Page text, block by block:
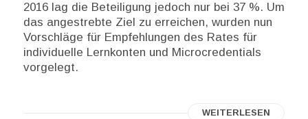
2016 lag die Beteiligung jedoch nur bei 37 %. Um
das angestrebte Ziel zu erreichen, wurden nun
Vorschläge für Empfehlungen des Rates für
individuelle Lernkonten und Microcredentials
vorgelegt.
WEITERLESEN